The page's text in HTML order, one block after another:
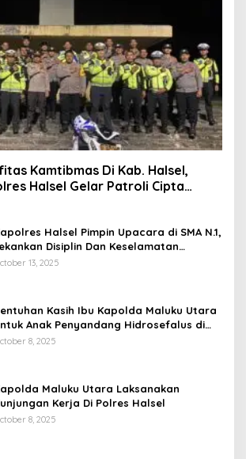
Kamtibmas Di Kab. Halsel,
Halsel Gelar Patroli Cipta
Halsel Pimpin Upacara di SMA N.1,
Disiplin Dan Keselamatan
13, 2025
Kasih Ibu Kapolda Maluku Utara
Anak Penyandang Hidrosefalus di
Babang
8, 2025
Maluku Utara Laksanakan
Kerja Di Polres Halsel
8, 2025